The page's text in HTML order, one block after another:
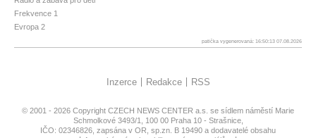
Frekvence 1
Evropa 2
patička vygenerovaná: 16:50:13 07.08.2026
Inzerce Redakce RSS
© 2001 - 2026 Copyright CZECH NEWS CENTER a.s. se sídlem náměstí Marie
Schmolkové 3493/1, 100 00 Praha 10 - Strašnice,
IČO: 02346826, zapsána v OR, sp.zn. B 19490 a dodavatelé obsahu